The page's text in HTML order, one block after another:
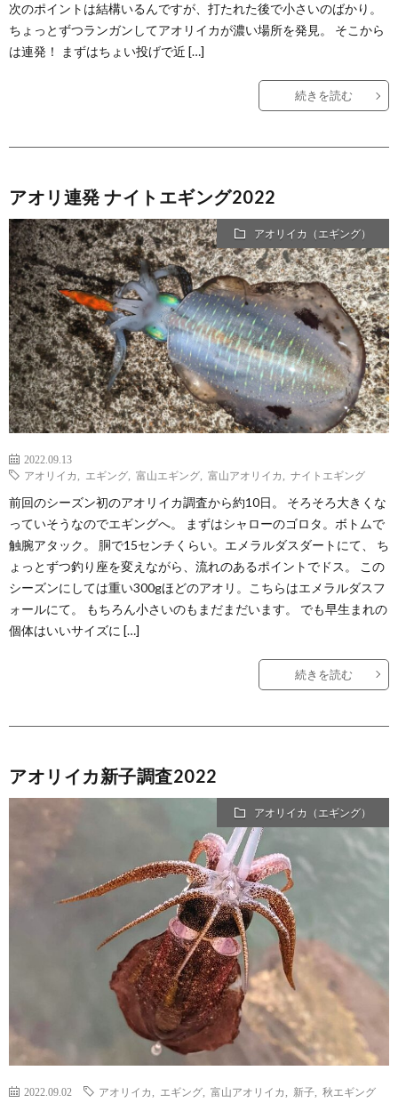
次のポイントは結構いるんですが、打たれた後で小さいのばかり。
ちょっとずつランガンしてアオリイカが濃い場所を発見。 そこから
は連発！ まずはちょい投げで近 […]
続きを読む
アオリ連発 ナイトエギング2022
アオリイカ（エギング）
2022.09.13
アオリイカ
エギング 富山エギング 富山アオリイカ ナイトエギング
前回のシーズン初のアオリイカ調査から約10日。 そろそろ大きくな
っていそうなのでエギングへ。 まずはシャローのゴロタ。ボトムで
触腕アタック。 胴で15センチくらい。エメラルダスダートにて、 ち
ょっとずつ釣り座を変えながら、流れのあるポイントでドス。 この
シーズンにしては重い300gほどのアオリ。こちらはエメラルダスフ
ォールにて。 もちろん小さいのもまだまだいます。 でも早生まれの
個体はいいサイズに […]
続きを読む
アオリイカ新子調査2022
アオリイカ（エギング）
2022.09.02 アオリイカ エギング 富山アオリイカ 新子 秋エギング